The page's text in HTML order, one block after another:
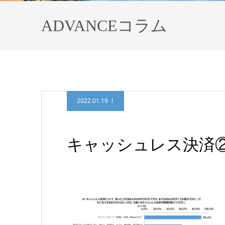
ADVANCEコラム
2022.01.19
キャッシュレス決